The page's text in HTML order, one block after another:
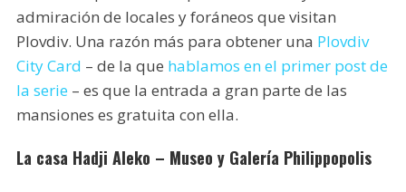
admiración de locales y foráneos que visitan
Plovdiv. Una razón más para obtener una Plovdiv
City Card – de la que hablamos en el primer post de
la serie – es que la entrada a gran parte de las
mansiones es gratuita con ella.
La casa Hadji Aleko – Museo y Galería Philippopolis